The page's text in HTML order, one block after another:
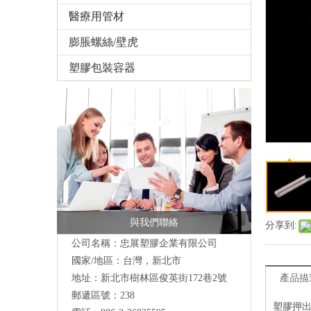
醫療用管材
膨脹螺絲/壁虎
塑膠包裝容器
與我們聯絡
公司名稱：忠展塑膠企業有限公司
國家/地區：台灣，新北市
地址： 新北市樹林區俊英街172巷2號
郵遞區號：238
分享到:
產品描
塑膠押出